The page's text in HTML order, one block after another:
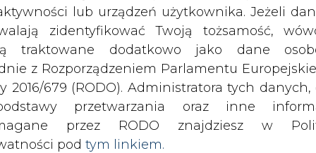
ZMIANY KADROWE NA RYNKU
lub urządzeń użytkownika. Jeżeli
zidentyfikować Twoją tożsamość,
traktowane dodatkowo jako dane
z Rozporządzeniem Parlamentu
2016/679 (RODO). Administratora tych danych,
przetwarzania oraz inne
przez RODO znajdziesz w
pod tym linkiem.